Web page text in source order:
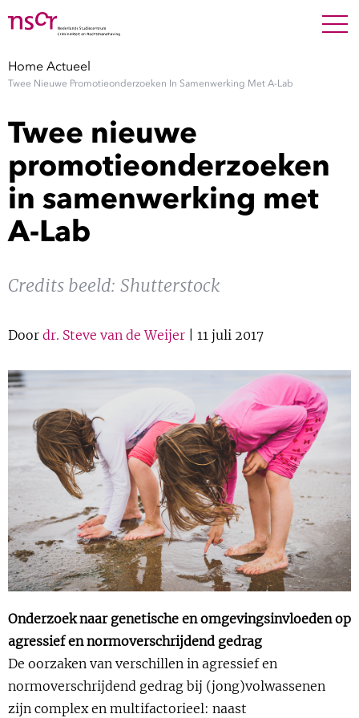
Medewerkers
Factsheets
Publicaties
Over NSCR
Contact
Show
Cursus Show
BLOG
Podcast
Home Actueel
Twee Nieuwe Promotieonderzoeken In Samenwerking Met A-Lab
Twee nieuwe
promotieonderzoeken
in samenwerking met
A-Lab
Credits beeld: Shutterstock
Door dr. Steve van de Weijer | 11 juli 2017
Onderzoek naar genetische en omgevingsinvloeden op
agressief en normoverschrijdend gedrag
De oorzaken van verschillen in agressief en
normoverschrijdend gedrag bij (jong)volwassenen
zijn complex en multifactorieel: naast